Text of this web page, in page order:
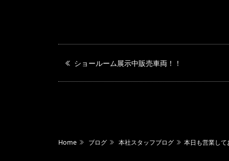
ショールーム展示中販売車両！！
Home ブログ 本社スタッフブログ 本日も営業して